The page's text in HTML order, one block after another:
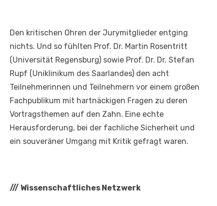
Den kritischen Ohren der Jurymitglieder entging
nichts. Und so fühlten Prof. Dr. Martin Rosentritt
(Universität Regensburg) sowie Prof. Dr. Dr. Stefan
Rupf (Uniklinikum des Saarlandes) den acht
Teilnehmerinnen und Teilnehmern vor einem großen
Fachpublikum mit hartnäckigen Fragen zu deren
Vortragsthemen auf den Zahn. Eine echte
Herausforderung, bei der fachliche Sicherheit und
ein souveräner Umgang mit Kritik gefragt waren.
/// Wissenschaftliches Netzwerk